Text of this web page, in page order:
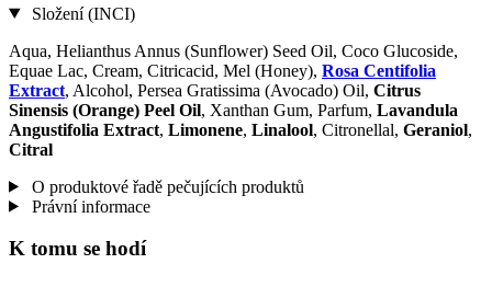
Složení (INCI)
Aqua, Helianthus Annus (Sunflower) Seed Oil, Coco Glucoside,
Equae Lac, Cream, Citricacid, Mel (Honey), Rosa Centifolia
Extract, Alcohol, Persea Gratissima (Avocado) Oil, Citrus
Sinensis (Orange) Peel Oil, Xanthan Gum, Parfum, Lavandula
Angustifolia Extract, Limonene, Linalool, Citronellal, Geraniol,
Citral
O produktové řadě pečujících produktů
Právní informace
K tomu se hodí